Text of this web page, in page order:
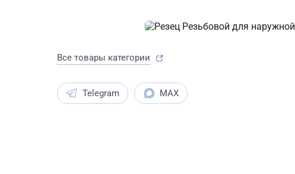
Все товары категории
Telegram MAX